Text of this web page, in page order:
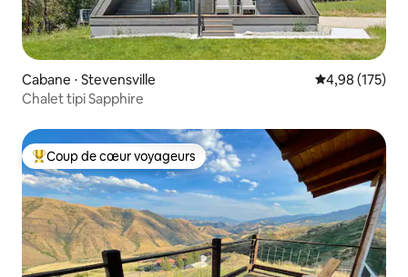
Cabane ⋅ Stevensville Évaluation
4,98 (175)
Chalet tipi Sapphire
Coups de cœur voyageurs les plus appréciés
Coup de cœur voyageurs